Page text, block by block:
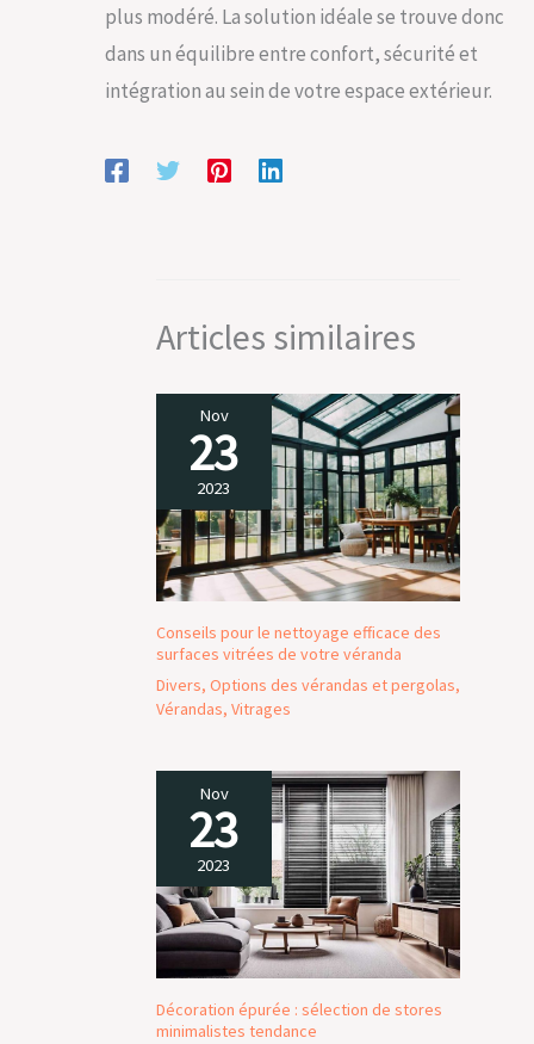
plus modéré. La solution idéale se trouve donc
dans un équilibre entre confort, sécurité et
intégration au sein de votre espace extérieur.
Articles similaires
Nov
23
2023
Conseils pour le nettoyage efficace des
surfaces vitrées de votre véranda
Divers, Options des vérandas et pergolas,
Vérandas, Vitrages
Nov
23
2023
Décoration épurée : sélection de stores
minimalistes tendance